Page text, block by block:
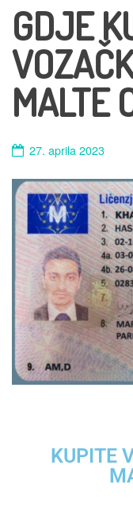
GDJE
MALTE
27. aprila 2023
KUPITE